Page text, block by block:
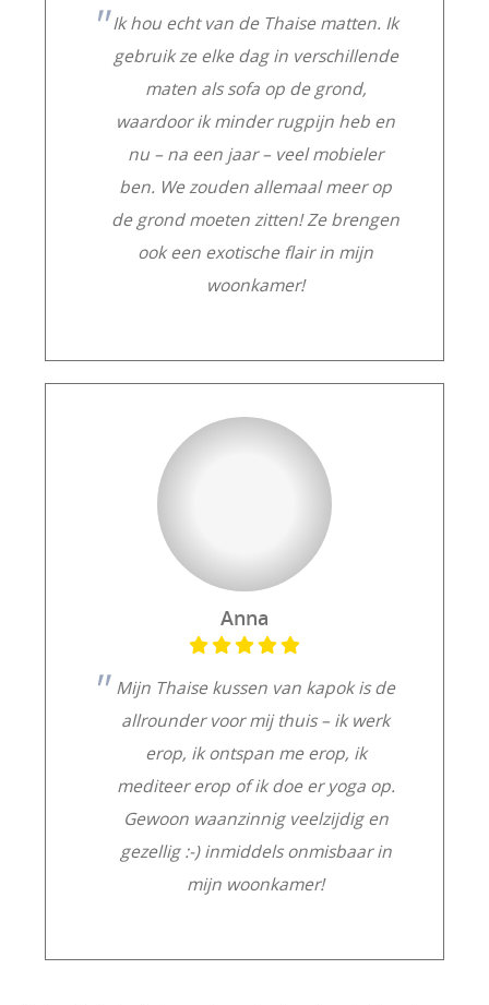
Mijn Thaise kussen van kapok is de
allrounder voor mij thuis – ik werk
erop, ik ontspan me erop, ik
mediteer erop of ik doe er yoga op.
Gewoon waanzinnig veelzijdig en
gezellig :-) inmiddels onmisbaar in
mijn woonkamer!
Anna
Ik hou echt van de Thaise matten. Ik
gebruik ze elke dag in verschillende
maten als sofa op de grond,
waardoor ik minder rugpijn heb en
nu – na een jaar – veel mobieler
ben. We zouden allemaal meer op
de grond moeten zitten! Ze brengen
ook een exotische flair in mijn
woonkamer!